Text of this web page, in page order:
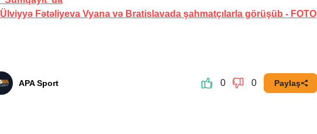
Ülviyyə Fətəliyeva Vyana və Bratislavada şahmatçılarla görüşüb - FOTO
APA Sport 0 0 Paylaş